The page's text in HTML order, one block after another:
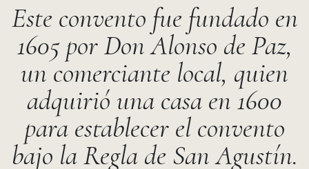
Este convento fue fundado en
1605 por Don Alonso de Paz,
un comerciante local, quien
adquirió una casa en 1600
para establecer el convento
bajo la Regla de San Agustín.